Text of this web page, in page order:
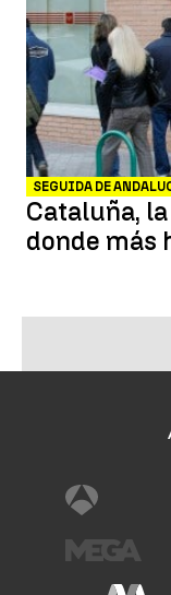
SEGUIDA DE
Cataluña,
donde más